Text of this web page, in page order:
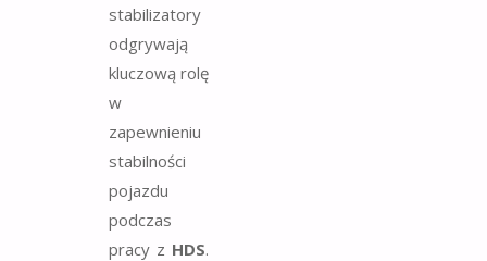
stabilizatory
odgrywają
kluczową rolę
w
zapewnieniu
stabilności
pojazdu
podczas
pracy z HDS.